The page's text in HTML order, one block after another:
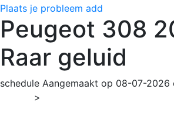
Plaats je probleem add
Peugeot 308
Raar geluid
schedule Aangemaakt op 08-07-2026
>